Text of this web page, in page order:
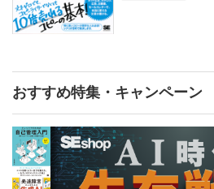
おすすめ特集・キャンペーン